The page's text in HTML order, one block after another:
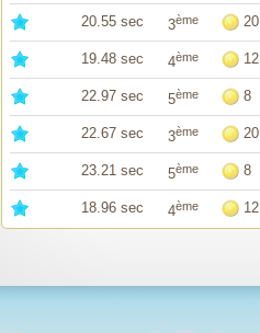
20.55 sec 3ème 20
19.48 sec 4ème 12
22.97 sec 5ème 8
22.67 sec 3ème 20
23.21 sec 5ème 8
18.96 sec 4ème 12